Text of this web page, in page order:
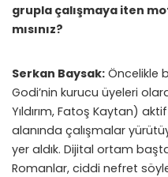
grupla çalışmaya iten
mısınız?
Serkan Baysak: Öncelikle
Godi’nin kurucu üyeleri
Yıldırım, Fatoş Kaytan)
alanında çalışmalar
yer aldık. Dijital ortam
Romanlar, ciddi nefret